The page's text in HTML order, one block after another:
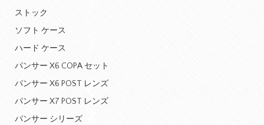
ストック
ソフト ケース
ハード ケース
パンサー X6 COPA セット
パンサー X6 POST レンズ
パンサー X7 POST レンズ
パンサー シリーズ